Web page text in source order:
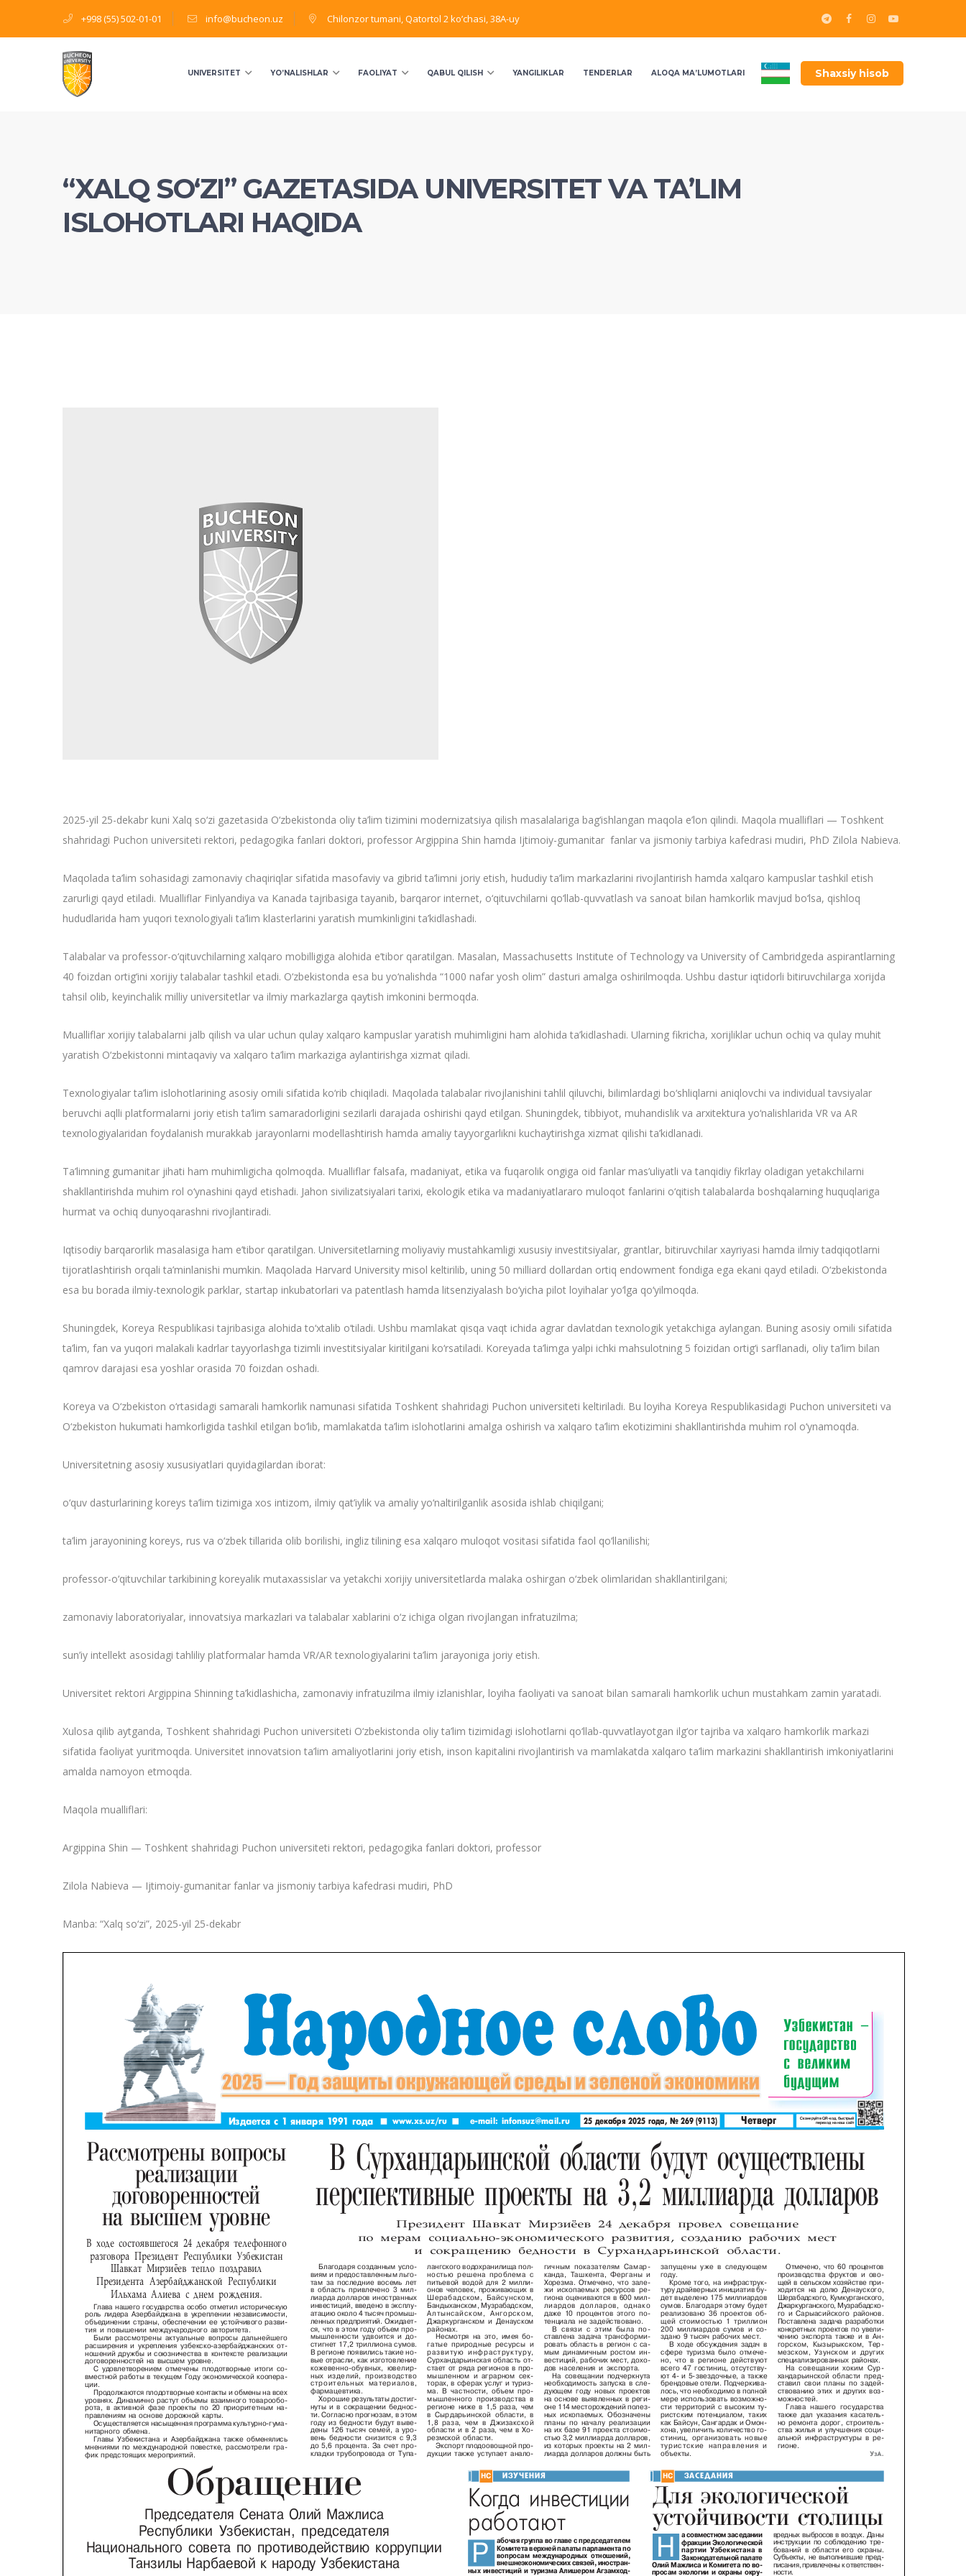
+998 (55) 502-01-01 info@bucheon.uz Chilonzor tumani, Qatortol 2 ko’chasi, 38A-uy
Shaxsiy hisob
UNIVERSITET YO’NALISHLAR FAOLIYAT QABUL QILISH YANGILIKLAR TENDERLAR ALOQA MA’LUMOTLARI
“XALQ SO‘ZI” GAZETASIDA UNIVERSITET VA TA’LIM
ISLOHOTLARI HAQIDA
2025-yil 25-dekabr kuni Xalq so‘zi gazetasida O‘zbekistonda oliy ta’lim tizimini modernizatsiya qilish masalalariga bag‘ishlangan maqola e’lon qilindi. Maqola mualliflari — Toshkent
shahridagi Puchon universiteti rektori, pedagogika fanlari doktori, professor Argippina Shin hamda Ijtimoiy-gumanitar fanlar va jismoniy tarbiya kafedrasi mudiri, PhD Zilola Nabieva.
Maqolada ta’lim sohasidagi zamonaviy chaqiriqlar sifatida masofaviy va gibrid ta’limni joriy etish, hududiy ta’lim markazlarini rivojlantirish hamda xalqaro kampuslar tashkil etish
zarurligi qayd etiladi. Mualliflar Finlyandiya va Kanada tajribasiga tayanib, barqaror internet, o‘qituvchilarni qo‘llab-quvvatlash va sanoat bilan hamkorlik mavjud bo‘lsa, qishloq
hududlarida ham yuqori texnologiyali ta’lim klasterlarini yaratish mumkinligini ta’kidlashadi.
Talabalar va professor-o‘qituvchilarning xalqaro mobilligiga alohida e’tibor qaratilgan. Masalan, Massachusetts Institute of Technology va University of Cambridgeda aspirantlarning
40 foizdan ortig‘ini xorijiy talabalar tashkil etadi. O‘zbekistonda esa bu yo‘nalishda “1000 nafar yosh olim” dasturi amalga oshirilmoqda. Ushbu dastur iqtidorli bitiruvchilarga xorijda
tahsil olib, keyinchalik milliy universitetlar va ilmiy markazlarga qaytish imkonini bermoqda.
Mualliflar xorijiy talabalarni jalb qilish va ular uchun qulay xalqaro kampuslar yaratish muhimligini ham alohida ta’kidlashadi. Ularning fikricha, xorijliklar uchun ochiq va qulay muhit
yaratish O‘zbekistonni mintaqaviy va xalqaro ta’lim markaziga aylantirishga xizmat qiladi.
Texnologiyalar ta’lim islohotlarining asosiy omili sifatida ko‘rib chiqiladi. Maqolada talabalar rivojlanishini tahlil qiluvchi, bilimlardagi bo‘shliqlarni aniqlovchi va individual tavsiyalar
beruvchi aqlli platformalarni joriy etish ta’lim samaradorligini sezilarli darajada oshirishi qayd etilgan. Shuningdek, tibbiyot, muhandislik va arxitektura yo‘nalishlarida VR va AR
texnologiyalaridan foydalanish murakkab jarayonlarni modellashtirish hamda amaliy tayyorgarlikni kuchaytirishga xizmat qilishi ta’kidlanadi.
Ta’limning gumanitar jihati ham muhimligicha qolmoqda. Mualliflar falsafa, madaniyat, etika va fuqarolik ongiga oid fanlar mas’uliyatli va tanqidiy fikrlay oladigan yetakchilarni
shakllantirishda muhim rol o‘ynashini qayd etishadi. Jahon sivilizatsiyalari tarixi, ekologik etika va madaniyatlararo muloqot fanlarini o‘qitish talabalarda boshqalarning huquqlariga
hurmat va ochiq dunyoqarashni rivojlantiradi.
Iqtisodiy barqarorlik masalasiga ham e’tibor qaratilgan. Universitetlarning moliyaviy mustahkamligi xususiy investitsiyalar, grantlar, bitiruvchilar xayriyasi hamda ilmiy tadqiqotlarni
tijoratlashtirish orqali ta’minlanishi mumkin. Maqolada Harvard University misol keltirilib, uning 50 milliard dollardan ortiq endowment fondiga ega ekani qayd etiladi. O‘zbekistonda
esa bu borada ilmiy-texnologik parklar, startap inkubatorlari va patentlash hamda litsenziyalash bo‘yicha pilot loyihalar yo‘lga qo‘yilmoqda.
Shuningdek, Koreya Respublikasi tajribasiga alohida to‘xtalib o‘tiladi. Ushbu mamlakat qisqa vaqt ichida agrar davlatdan texnologik yetakchiga aylangan. Buning asosiy omili sifatida
ta’lim, fan va yuqori malakali kadrlar tayyorlashga tizimli investitsiyalar kiritilgani ko‘rsatiladi. Koreyada ta’limga yalpi ichki mahsulotning 5 foizidan ortig‘i sarflanadi, oliy ta’lim bilan
qamrov darajasi esa yoshlar orasida 70 foizdan oshadi.
Koreya va O‘zbekiston o‘rtasidagi samarali hamkorlik namunasi sifatida Toshkent shahridagi Puchon universiteti keltiriladi. Bu loyiha Koreya Respublikasidagi Puchon universiteti va
O‘zbekiston hukumati hamkorligida tashkil etilgan bo‘lib, mamlakatda ta’lim islohotlarini amalga oshirish va xalqaro ta’lim ekotizimini shakllantirishda muhim rol o‘ynamoqda.
Universitetning asosiy xususiyatlari quyidagilardan iborat:
o‘quv dasturlarining koreys ta’lim tizimiga xos intizom, ilmiy qat’iylik va amaliy yo‘naltirilganlik asosida ishlab chiqilgani;
ta’lim jarayonining koreys, rus va o‘zbek tillarida olib borilishi, ingliz tilining esa xalqaro muloqot vositasi sifatida faol qo‘llanilishi;
professor-o‘qituvchilar tarkibining koreyalik mutaxassislar va yetakchi xorijiy universitetlarda malaka oshirgan o‘zbek olimlaridan shakllantirilgani;
zamonaviy laboratoriyalar, innovatsiya markazlari va talabalar xablarini o‘z ichiga olgan rivojlangan infratuzilma;
sun’iy intellekt asosidagi tahliliy platformalar hamda VR/AR texnologiyalarini ta’lim jarayoniga joriy etish.
Universitet rektori Argippina Shinning ta’kidlashicha, zamonaviy infratuzilma ilmiy izlanishlar, loyiha faoliyati va sanoat bilan samarali hamkorlik uchun mustahkam zamin yaratadi.
Xulosa qilib aytganda, Toshkent shahridagi Puchon universiteti O‘zbekistonda oliy ta’lim tizimidagi islohotlarni qo‘llab-quvvatlayotgan ilg‘or tajriba va xalqaro hamkorlik markazi
sifatida faoliyat yuritmoqda. Universitet innovatsion ta’lim amaliyotlarini joriy etish, inson kapitalini rivojlantirish va mamlakatda xalqaro ta’lim markazini shakllantirish imkoniyatlarini
amalda namoyon etmoqda.
Maqola mualliflari:
Argippina Shin — Toshkent shahridagi Puchon universiteti rektori, pedagogika fanlari doktori, professor
Zilola Nabieva — Ijtimoiy-gumanitar fanlar va jismoniy tarbiya kafedrasi mudiri, PhD
Manba: “Xalq so‘zi”, 2025-yil 25-dekabr